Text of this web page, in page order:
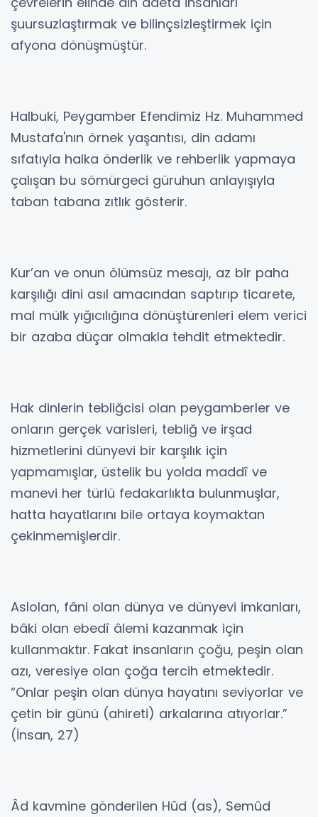
şuursuzlaştırmak ve bilinçsizleştirmek için
afyona dönüşmüştür.
Halbuki, Peygamber Efendimiz Hz. Muhammed
Mustafa'nın örnek yaşantısı, din adamı
sıfatıyla halka önderlik ve rehberlik yapmaya
çalışan bu sömürgeci güruhun anlayışıyla
taban tabana zıtlık gösterir.
Kur’an ve onun ölümsüz mesajı, az bir paha
karşılığı dini asıl amacından saptırıp ticarete,
mal mülk yığıcılığına dönüştürenleri elem verici
bir azaba düçar olmakla tehdit etmektedir.
Hak dinlerin tebliğcisi olan peygamberler ve
onların gerçek varisleri, tebliğ ve irşad
hizmetlerini dünyevi bir karşılık için
yapmamışlar, üstelik bu yolda maddî ve
manevi her türlü fedakarlıkta bulunmuşlar,
hatta hayatlarını bile ortaya koymaktan
çekinmemişlerdir.
Aslolan, fâni olan dünya ve dünyevi imkanları,
bâki olan ebedî âlemi kazanmak için
kullanmaktır. Fakat insanların çoğu, peşin olan
azı, veresiye olan çoğa tercih etmektedir.
“Onlar peşin olan dünya hayatını seviyorlar ve
çetin bir günü (ahireti) arkalarına atıyorlar.”
(İnsan, 27)
Âd kavmine gönderilen Hûd (as), Semûd